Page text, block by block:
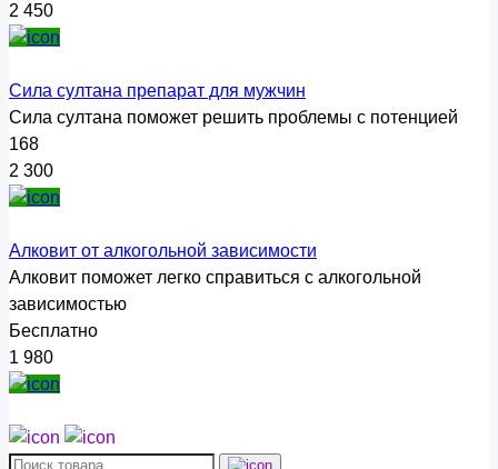
2 450
Сила султана препарат для мужчин
Сила султана поможет решить проблемы с потенцией
168
2 300
Алковит от алкогольной зависимости
Алковит поможет легко справиться с алкогольной
зависимостью
Бесплатно
1 980